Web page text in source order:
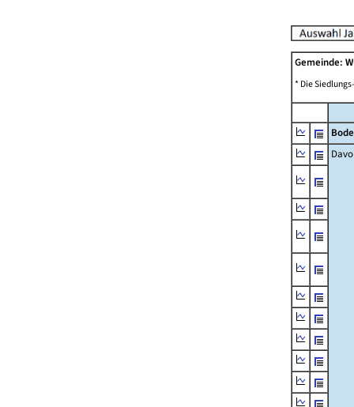
Gemeinde:
* Die